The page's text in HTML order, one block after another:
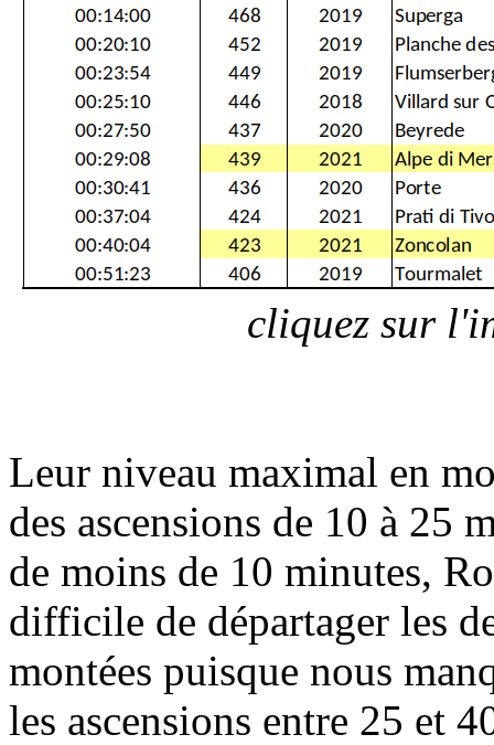
cliquez sur
Leur niveau maximal en
des ascensions de 10 à 25
de moins de 10 minutes,
difficile de départager les
montées puisque nous
les ascensions entre 25 et